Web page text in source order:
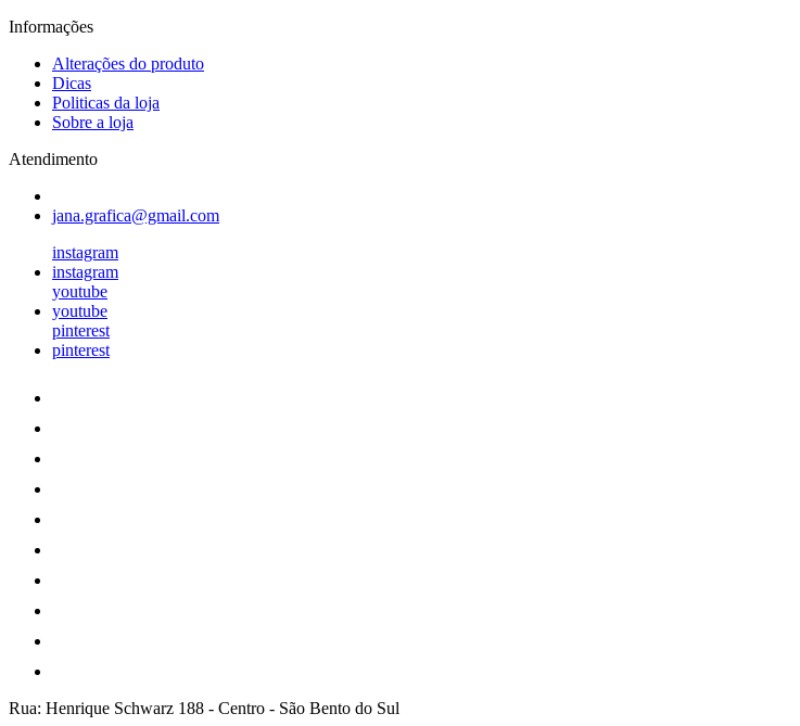
Informações
Alterações do produto
Dicas
Politicas da loja
Sobre a loja
Atendimento
jana.grafica@gmail.com
instagram
instagram
youtube
youtube
pinterest
pinterest
Rua: Henrique Schwarz 188 - Centro - São Bento do Sul